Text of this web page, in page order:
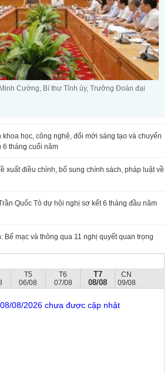
Cường, Bí thư Tỉnh ủy, Trưởng Đoàn đại
khoa học, công nghệ, đổi mới sáng tạo và chuyển
6 tháng cuối năm
xuất điều chỉnh, bổ sung chính sách, pháp luật về
Quốc Tỏ dự hội nghị sơ kết 6 tháng đầu năm
Bế mạc và thông qua 11 nghị quyết quan trọng
T5
06/08
T6
07/08
T7
08/08
CN
09/08
08/2026 chưa được cập nhật